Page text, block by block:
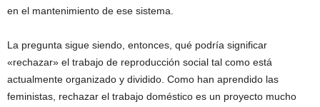
en el mantenimiento de ese sistema.
La pregunta sigue siendo, entonces, qué podría significar
«rechazar» el trabajo de reproducción social tal como está
actualmente organizado y dividido. Como han aprendido las
feministas, rechazar el trabajo doméstico es un proyecto mucho